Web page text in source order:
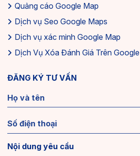
Quảng cáo Google Map
Dịch vụ Seo Google Maps
Dịch vụ xác minh Google Map
Dịch Vụ Xóa Đánh Giá Trên Google
ĐĂNG KÝ TƯ VẤN